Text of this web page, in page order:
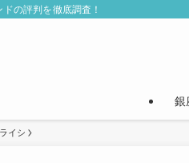
の評判を徹底調査！
銀
イシ